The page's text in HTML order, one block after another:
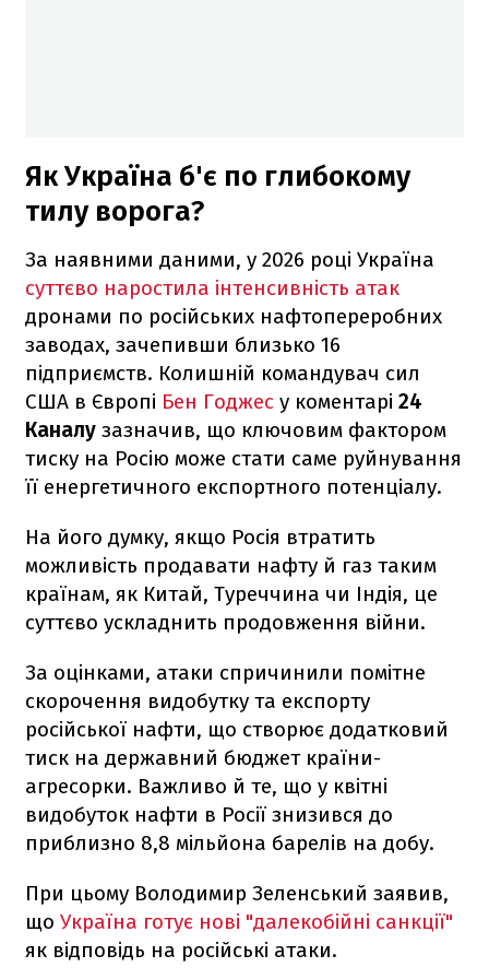
Як Україна б'є по глибокому
тилу ворога?
За наявними даними, у 2026 році Україна
суттєво наростила інтенсивність атак
дронами по російських нафтопереробних
заводах, зачепивши близько 16
підприємств. Колишній командувач сил
США в Європі Бен Годжес у коментарі 24
Каналу зазначив, що ключовим фактором
тиску на Росію може стати саме руйнування
її енергетичного експортного потенціалу.
На його думку, якщо Росія втратить
можливість продавати нафту й газ таким
країнам, як Китай, Туреччина чи Індія, це
суттєво ускладнить продовження війни.
За оцінками, атаки спричинили помітне
скорочення видобутку та експорту
російської нафти, що створює додатковий
тиск на державний бюджет країни-
агресорки. Важливо й те, що у квітні
видобуток нафти в Росії знизився до
приблизно 8,8 мільйона барелів на добу.
При цьому Володимир Зеленський заявив,
що Україна готує нові "далекобійні санкції"
як відповідь на російські атаки.